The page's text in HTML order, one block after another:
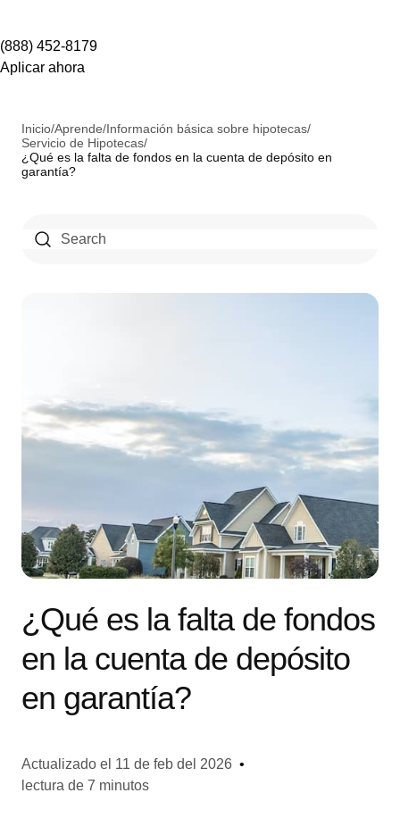
(888) 452-8179
Aplicar ahora
Inicio/Aprende/Información básica sobre hipotecas/
Servicio de Hipotecas/
¿Qué es la falta de fondos en la cuenta de depósito en
garantía?
¿Qué es la falta de fondos
en la cuenta de depósito
en garantía?
Actualizado el 11 de feb del 2026 •
lectura de 7 minutos